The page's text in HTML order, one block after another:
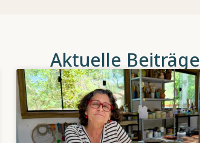
Aktuelle Beiträge